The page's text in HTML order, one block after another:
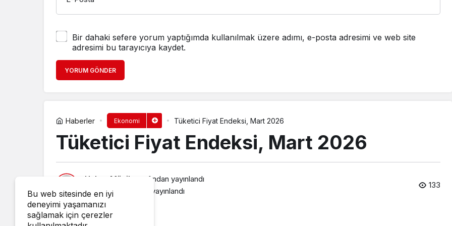
Bir dahaki sefere yorum yaptığımda kullanılmak üzere adımı, e-posta adresimi ve web site
adresimi bu tarayıcıya kaydet.
YORUM GÖNDER
Haberler Ekonomi Tüketici Fiyat Endeksi, Mart 2026
Tüketici Fiyat Endeksi, Mart 2026
Haber Müzik
tarafından yayınlandı
3 Nisan 2026, 11:35
yayınlandı
133
Bu web sitesinde en iyi
deneyimi yaşamanızı
sağlamak için çerezler